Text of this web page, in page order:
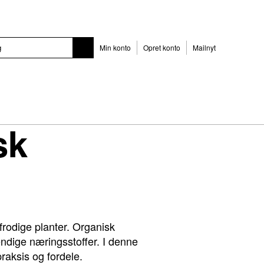
Min konto Opret konto Mailnyt
planter. Organisk
næringsstoffer. I denne
og fordele.